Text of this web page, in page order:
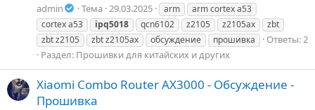
admin Тема 29.03.2025 arm
arm cortex a53
cortex a53
ipq5018 qcn6102 z2105 z2105ax
zbt
zbt z2105
zbt z2105ax обсуждение прошивка
Ответы: 2
Раздел: Прошивки для китайских и других
Xiaomi Combo Router AX3000 - Обсуждение -
Прошивка